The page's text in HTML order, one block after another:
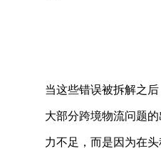
当这些错误被拆解之
大部分跨境物流问题
力不足，而是因为在